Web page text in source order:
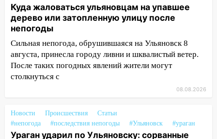
14:12 Куда жаловаться ульяновцам на
упавшее дерево или затопленную улицу
после непогоды
13:59 В Новом городе ураганным
ветром сорвало опалубку со
строящегося дома
В мэрии Ульяновска рассказали,
шторма
13:49
Стихия продолжает крушить
Куда жаловаться ульяновцам на упавшее
дерево или затопленную улицу после
непогоды
Сильная непогода, обрушившаяся на Ульяновск 8
августа, принесла городу ливни и шквалистый ветер.
После таких погодных явлений жители могут
столкнуться с
08.08.2026
Новости Происшествия
Статьи
#непогода
#последствия непогоды #Ульяновск #ураган
Ураган ударил по Ульяновску: сорванные